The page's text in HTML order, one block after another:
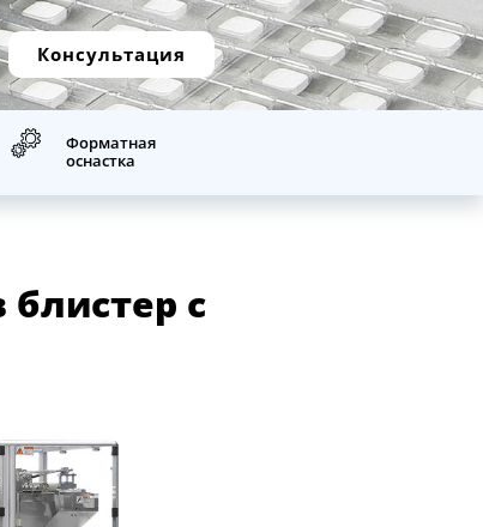
Консультация
Форматная
оснастка
с